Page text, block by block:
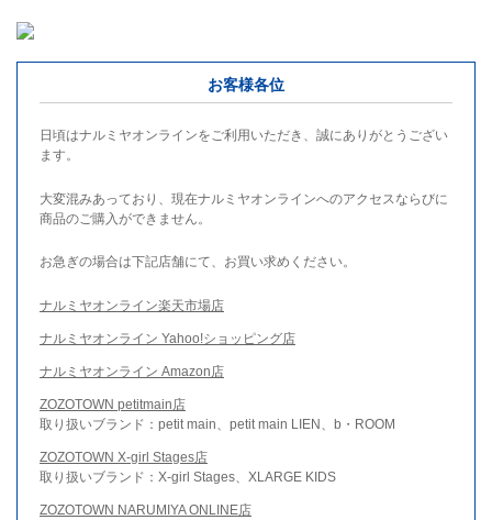
お客様各位
日頃はナルミヤオンラインをご利用いただき、誠にありがとうござい
ます。
大変混みあっており、現在ナルミヤオンラインへのアクセスならびに
商品のご購入ができません。
お急ぎの場合は下記店舗にて、お買い求めください。
ナルミヤオンライン楽天市場店
ナルミヤオンライン Yahoo!ショッピング店
ナルミヤオンライン Amazon店
ZOZOTOWN petitmain店
取り扱いブランド：petit main、petit main LIEN、b・ROOM
ZOZOTOWN X-girl Stages店
取り扱いブランド：X-girl Stages、XLARGE KIDS
ZOZOTOWN NARUMIYA ONLINE店